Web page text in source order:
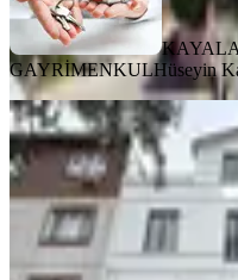
GAYRİMENKULHüseyin
ÖNE ÇIKAN
2+1
130 m²